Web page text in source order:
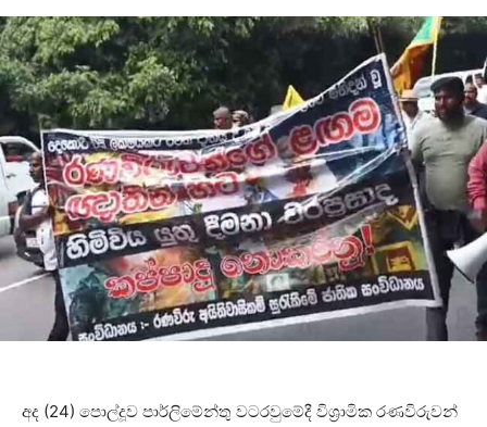
අද (24) පොල්දූව පාර්ලිමේන්තු වටරවුමේදී විශ්‍රාමික රණවිරුවන්